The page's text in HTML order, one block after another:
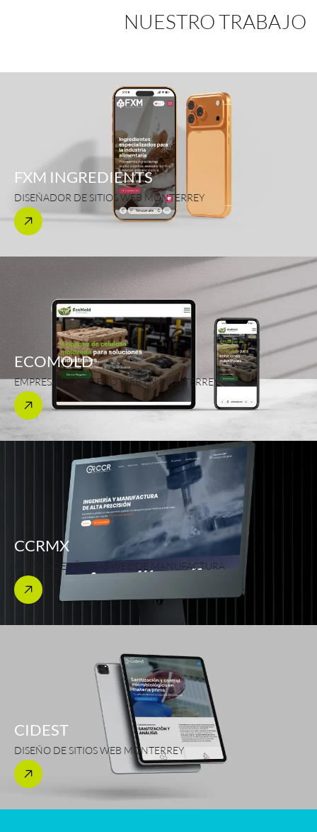
NUESTRO TRABAJO
FXM INGREDIENTS
DISEÑADOR DE SITIOS WEB MONTERREY
ECOMOLD
EMPRESAS DE DISEÑO WEB EN MONTERREY
CCRMX
DISEÑO DE PÁGINAS WEB DE MANUFACTURA
CIDEST
DISEÑO DE SITIOS WEB MONTERREY